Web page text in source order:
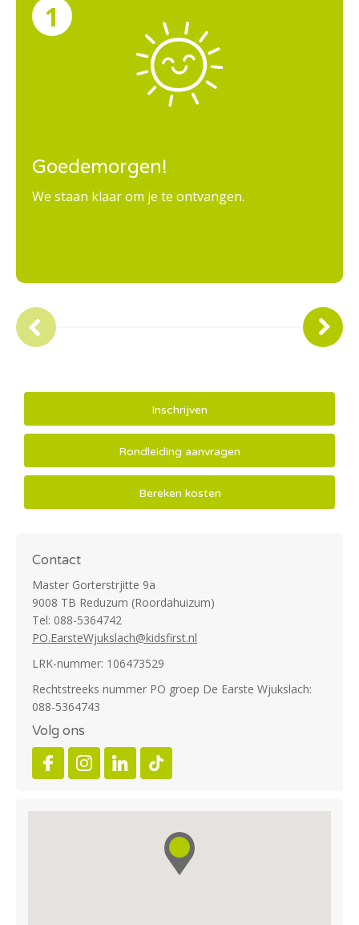
Goedemorgen!
We staan klaar om je te ontvangen.
Inschrijven
Rondleiding aanvragen
Bereken kosten
Contact
Master Gorterstrjitte 9a
9008 TB Reduzum (Roordahuizum)
Tel: 088-5364742
PO.EarsteWjukslach@kidsfirst.nl
LRK-nummer: 106473529
Rechtstreeks nummer PO groep De Earste Wjukslach:
088-5364743
Volg ons